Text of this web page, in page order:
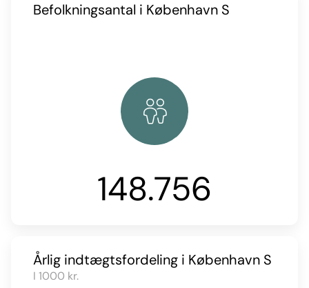
Befolkningsantal i København S
148.756
Årlig indtægtsfordeling i København S
I 1000 kr.